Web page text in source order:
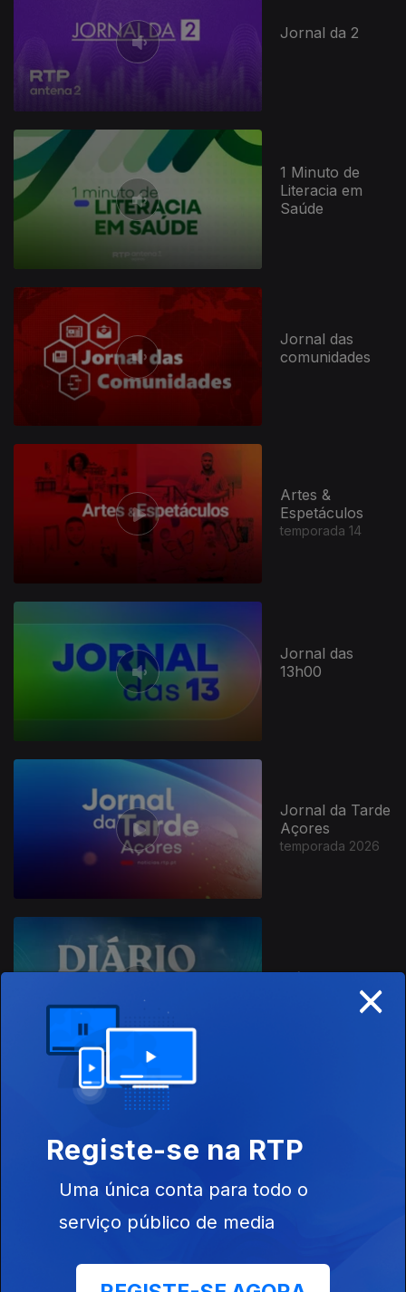
Jornal da 2
1 Minuto de
Literacia em
Saúde
Jornal das
comunidades
Artes &
Espetáculos
temporada 14
Jornal das
13h00
Jornal da Tarde
Açores
temporada 2026
Diário Regional
2021
Bom Dia
×
Registe-se na RTP
Uma única conta para todo o
serviço público de media